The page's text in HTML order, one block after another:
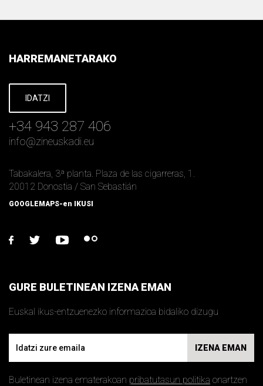
HARREMANETARAKO
IDATZI
+34 943 287 406
info@zineuskadi.eu
Tabakalera, 3ª planta. Plaza de las cigarreras, 1.
20012 Donostia / San Sebastián
GOOGLEMAPS-en IKUSI
facebook
twitter youtubeflickr
GURE BULETINEAN IZENA EMAN
Euskal ikus-entzuenezko informazioa bidaliko dizugu
IZENA EMAN
Buletinean izena ematerakoan pribatutasun politika onartzen